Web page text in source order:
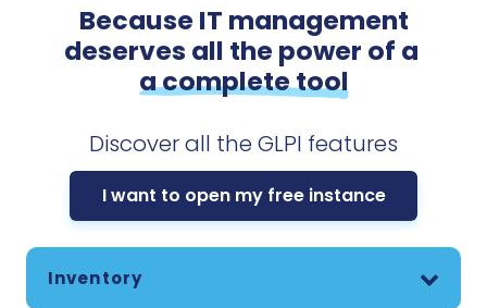
Because IT management
deserves all the power of a
a complete tool
Discover all the GLPI features
I want to open my free instance
Inventory